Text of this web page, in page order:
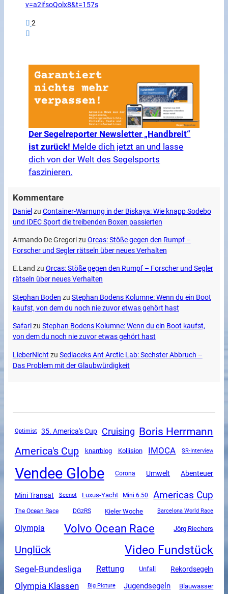
v=a2ifsoQolx8&t=157s
2
Der Segelreporter Newsletter „Handbreit“
ist zurück! Melde dich jetzt an und lasse
dich von der Welt des Segelsports
faszinieren.
Kommentare
Daniel zu Container-Warnung in der Biskaya: Wie knapp Sodebo
und IDEC Sport die treibenden Boxen passierten
Armando De Gregorizu Orcas: Stöße gegen den Rumpf –
Forscher und Segler rätseln über neues Verhalten
E.Land zu Orcas: Stöße gegen den Rumpf – Forscher und Segler
rätseln über neues Verhalten
Stephan Boden zu Stephan Bodens Kolumne: Wenn du ein Boot
kaufst, von dem du noch nie zuvor etwas gehört hast
Safarizu Stephan Bodens Kolumne: Wenn du ein Boot kaufst,
von dem du noch nie zuvor etwas gehört hast
LieberNicht zu Sedlaceks Ant Arctic Lab: Sechster Abbruch –
Das Problem mit der Glaubwürdigkeit
Optimist 35. America's Cup Cruising Boris Herrmann
America's Cup knarrblog Kollision IMOCA SR-Interview
Vendee Globe Corona Umwelt Abenteuer
Mini Transat Seenot Luxus-Yacht Mini 6.50 Americas Cup
The Ocean Race DGzRS Kieler Woche Barcelona World Race
Olympia Volvo Ocean Race Jörg Riechers
Unglück Video Fundstück
Segel-Bundesliga Rettung Unfall Rekordsegeln
Olympia Klassen Big Picture Jugendsegeln Blauwasser